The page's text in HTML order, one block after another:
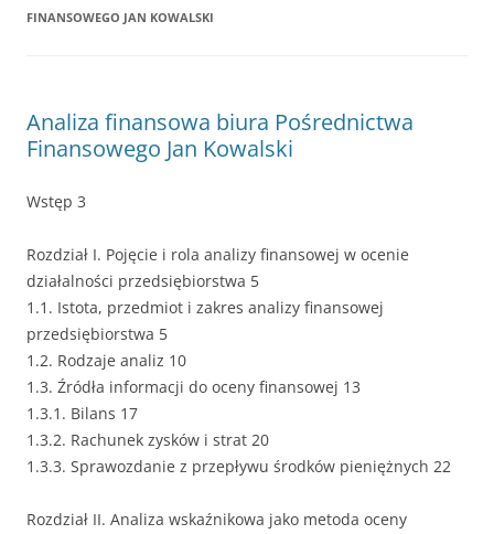
FINANSOWEGO JAN KOWALSKI
Analiza finansowa biura Pośrednictwa
Finansowego Jan Kowalski
Wstęp 3
Rozdział I. Pojęcie i rola analizy finansowej w ocenie
działalności przedsiębiorstwa 5
1.1. Istota, przedmiot i zakres analizy finansowej
przedsiębiorstwa 5
1.2. Rodzaje analiz 10
1.3. Źródła informacji do oceny finansowej 13
1.3.1. Bilans 17
1.3.2. Rachunek zysków i strat 20
1.3.3. Sprawozdanie z przepływu środków pieniężnych 22
Rozdział II. Analiza wskaźnikowa jako metoda oceny